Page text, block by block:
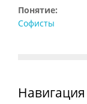
Понятие:
Софисты
Навигация